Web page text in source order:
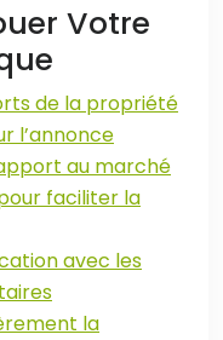
Votre
de la propriété
l’annonce
au marché
faciliter la
avec les
la